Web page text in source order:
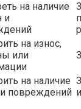
на наличие
и
на износ,
или
на наличие
повреждений